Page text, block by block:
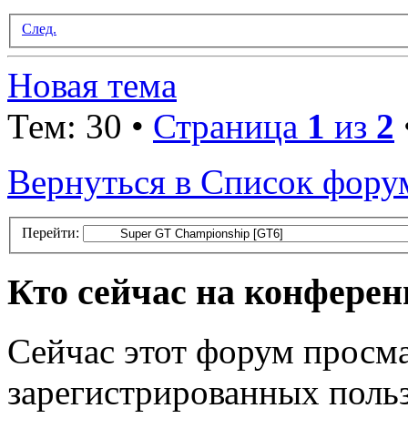
След.
Новая тема
Тем: 30 • Страница 1 из 2
Вернуться в Список
Перейти:
Кто сейчас на
Сейчас этот форум
зарегистрированных